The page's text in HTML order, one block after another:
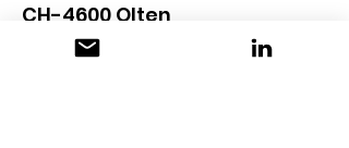
CH-4600 Olten